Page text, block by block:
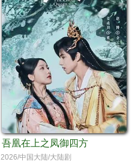
吾凰在上之凤御四方
2026/中国大陆/大陆剧